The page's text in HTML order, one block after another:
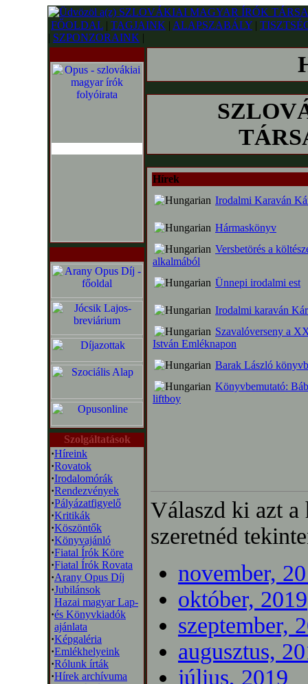
FŐOLDAL | TAGJAINK | ALAPSZABÁLY |
| SZPONZORAINK |
Szolgáltatások
·Híreink
·Rovatok
·Irodalomórák
·Rendezvények
·Pályázatfigyelő
·Kritikák
·Köszöntők
·Könyvajánló
·Fiatal Írók Köre
·Fiatal Írók Rovata
·Arany Opus Díj
·Jubilánsok
·
Hazai magyar Lap-
és Könyvkiadók
ajánlata
·Képgaléria
·Emlékhelyeink
·Rólunk írták
·Hírek archívuma
Hírek
Irodalmi Karaván
Hármaskönyv
Versbetörés a
alkalmából
Ünnepi irodalmi est
Irodalmi karaván
Szavalóverseny a
István Emléknapon
Barak László
Könyvbemutató:
liftboy
Válaszd ki azt
szeretnéd
november,
október, 2019
szeptember,
augusztus,
július, 2019